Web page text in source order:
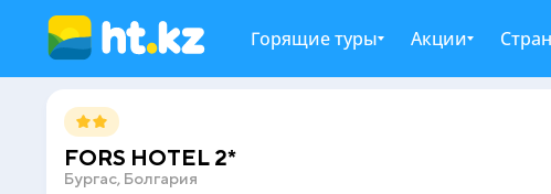
Горящие туры Акции
FORS HOTEL 2*
Бургас, Болгария